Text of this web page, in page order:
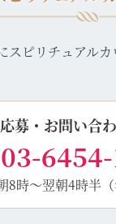
ピリチュアル
募・お問い合
03-
8時～翌朝4時半（